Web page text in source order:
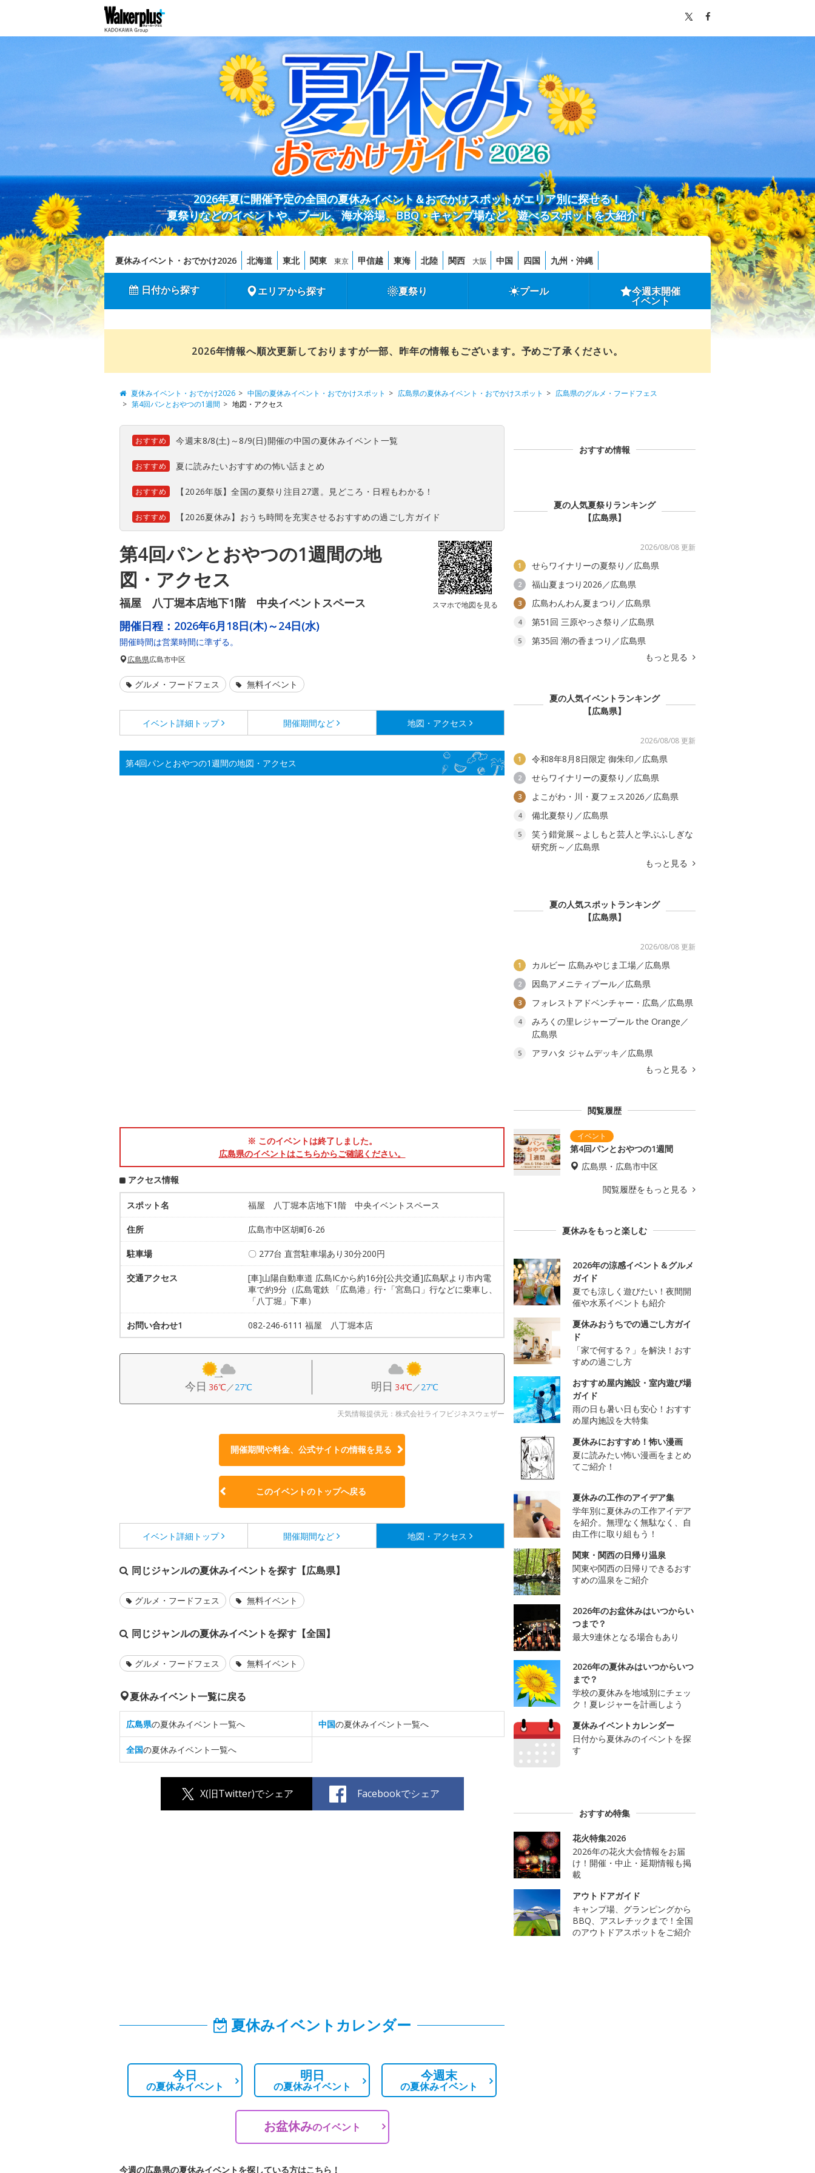
2026年夏に開催予定の全国の夏休みイベント＆おでかけスポットがエリア別に探せる！
夏祭りなどのイベントや、プール、海水浴場、BBQ・キャンプ場など、遊べるスポットを大紹介！
夏休みイベント・おでかけ2026 北海道 東北 関東 東京 甲信越 東海 北陸 関西 大阪 中国 四国 九州・沖縄
日付から探す エリアから探す 夏祭り プール 今週末開催
イベント
2026年情報へ順次更新しておりますが一部、昨年の情報もございます。予めご了承ください。
夏休みイベント・おでかけ2026 中国の夏休みイベント・おでかけスポット 広島県の夏休みイベント・おでかけスポット
広島県のグルメ・フードフェス
第4回パンとおやつの1週間
地図・アクセス
おすすめ 今週末8/8(土)～8/9(日)開催の中国の夏休みイベント一覧
おすすめ 夏に読みたいおすすめの怖い話まとめ
おすすめ 【2026年版】全国の夏祭り注目27選。見どころ・日程もわかる！
おすすめ 【2026夏休み】おうち時間を充実させるおすすめの過ごし方ガイド
第4回パンとおやつの1週間の地
図・アクセス
福屋 八丁堀本店地下1階 中央イベントスペース スマホで地図を見る
開催日程： 2026年6月18日(木)～24日(水)
開催時間は営業時間に準ずる。
広島県広島市中区
グルメ・フードフェス 無料イベント
イベント詳細 トップ 開催期間など 地図・アクセス
第4回パンとおやつの1週間の地図・アクセス
※ このイベントは終了しました。
広島県のイベントはこちらからご確認ください。
アクセス情報
スポット名 福屋 八丁堀本店地下1階 中央イベントスペース
住所 広島市中区胡町6-26
駐車場 〇 277台 直営駐車場あり30分200円
交通アクセス
[車]山陽自動車道 広島ICから約16分[公共交通]広島駅より市内電
車で約9分（広島電鉄 「広島港」行･「宮島口」行などに乗車し、
「八丁堀」下車）
お問い合わせ1 082-246-6111 福屋 八丁堀本店
今日 36℃／27℃ 明日 34℃／27℃
天気情報提供元：株式会社ライフビジネスウェザー
開催期間や料金、公式サイトの情報を見る
このイベントのトップへ戻る
イベント詳細 トップ 開催期間など 地図・アクセス
同じジャンルの夏休みイベントを探す【広島県】
グルメ・フードフェス 無料イベント
同じジャンルの夏休みイベントを探す【全国】
グルメ・フードフェス 無料イベント
夏休みイベント一覧に戻る
広島県の夏休みイベント一覧へ 中国の夏休みイベント一覧へ
全国の夏休みイベント一覧へ
X(旧Twitter)でシェア Facebookでシェア
夏休みイベントカレンダー
今日
の夏休みイベント
明日
の夏休みイベント
今週末
の夏休みイベント
お盆休みのイベント
今週の広島県の夏休みイベントを探している方はこちら！
おすすめ情報
夏の人気夏祭りランキング
【広島県】
2026/08/08 更新
1 せらワイナリーの夏祭り／広島県
2 福山夏まつり2026／広島県
3 広島わんわん夏まつり／広島県
4 第51回 三原やっさ祭り／広島県
5
第35回 潮の香まつり／広島県
もっと見る
夏の人気イベントランキング
【広島県】
2026/08/08 更新
1 令和8年8月8日限定 御朱印／広島県
2 せらワイナリーの夏祭り／広島県
3 よこがわ・川・夏フェス2026／広島県
4 備北夏祭り／広島県
5
笑う錯覚展～よしもと芸人と学ぶふしぎな
研究所～／広島県
もっと見る
夏の人気スポットランキング
【広島県】
2026/08/08 更新
1 カルビー 広島みやじま工場／広島県
2 因島アメニティプール／広島県
3 フォレストアドベンチャー・広島／広島県
4
みろくの里レジャープール the Orange／
広島県
5
アヲハタ ジャムデッキ／広島県
もっと見る
閲覧履歴
第4回パンとおやつの1週間
広島県・広島市中区
閲覧履歴をもっと見る
夏休みをもっと楽しむ
2026年の涼感イベント＆グルメ
ガイド
夏でも涼しく遊びたい！夜間開
催や水系イベントも紹介
夏休みおうちでの過ごし方ガイ
ド
「家で何する？」を解決！おす
すめの過ごし方
おすすめ屋内施設・室内遊び場
ガイド
雨の日も暑い日も安心！おすす
め屋内施設を大特集
夏休みにおすすめ！怖い漫画
夏に読みたい怖い漫画をまとめ
てご紹介！
夏休みの工作のアイデア集
学年別に夏休みの工作アイデア
を紹介。無理なく無駄なく、自
由工作に取り組もう！
関東・関西の日帰り温泉
関東や関西の日帰りできるおす
すめの温泉をご紹介
2026年のお盆休みはいつからい
つまで？
最大9連休となる場合もあり
2026年の夏休みはいつからいつ
まで？
学校の夏休みを地域別にチェッ
ク！夏レジャーを計画しよう
夏休みイベントカレンダー
日付から夏休みのイベントを探
す
おすすめ特集
花火特集2026
2026年の花火大会情報をお届
け！開催・中止・延期情報も掲
載
アウトドアガイド
キャンプ場、グランピングから
BBQ、アスレチックまで！全国
のアウトドアスポットをご紹介